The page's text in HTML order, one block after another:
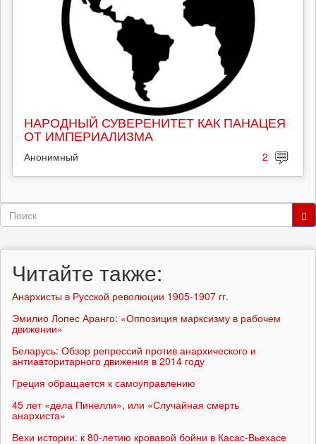
НАРОДНЫЙ СУВЕРЕНИТЕТ КАК ПАНАЦЕЯ
ОТ ИМПЕРИАЛИЗМА
Анонимный 2
Форма
Читайте также:
Анархисты в Русской революции 1905-1907 гг.
Эмилио Лопес Аранго: «Оппозиция марксизму в рабочем
движении»
Беларусь: Обзор репрессий против анархического и
антиавторитарного движения в 2014 году
Греция обращается к самоуправлению
45 лет «дела Пинелли», или «Случайная смерть
анархиста»
Вехи истории: к 80-летию кровавой бойни в Касас-Вьехасе